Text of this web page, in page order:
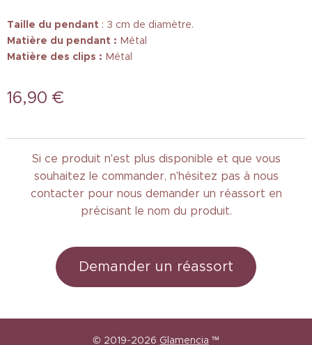
Taille du pendant : 3 cm de diamètre.
Matière du pendant : Métal
Matière des clips : Métal
16,90 €
Si ce produit n'est plus disponible et que vous
souhaitez le commander, n'hésitez pas à nous
contacter pour nous demander un réassort en
précisant le nom du produit.
Demander un réassort
© 2019-2026 Glamencia ™